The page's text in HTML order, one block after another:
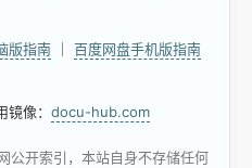
版指南 ｜ 百度网盘手机版指南
像： docu-hub.com
公开索引，本站自身不存储任何